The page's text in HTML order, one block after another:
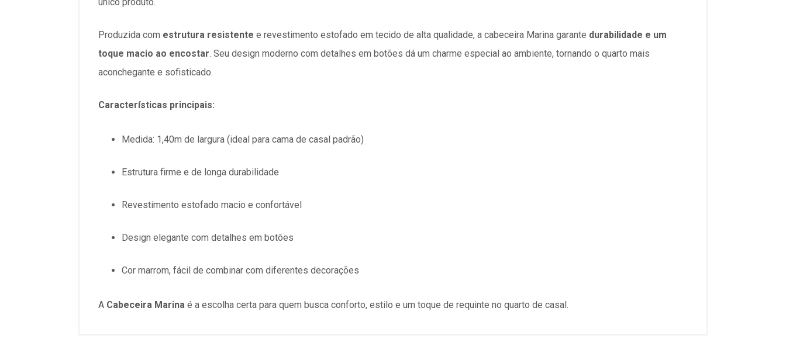
Produzida com estrutura resistente e revestimento estofado em tecido de alta qualidade, a cabeceira Marina garante durabilidade e um
toque macio ao encostar. Seu design moderno com detalhes em botões dá um charme especial ao ambiente, tornando o quarto mais
aconchegante e sofisticado.
Características principais:
Medida: 1,40m de largura (ideal para cama de casal padrão)
Estrutura firme e de longa durabilidade
Revestimento estofado macio e confortável
Design elegante com detalhes em botões
Cor marrom, fácil de combinar com diferentes decorações
A Cabeceira Marina é a escolha certa para quem busca conforto, estilo e um toque de requinte no quarto de casal.